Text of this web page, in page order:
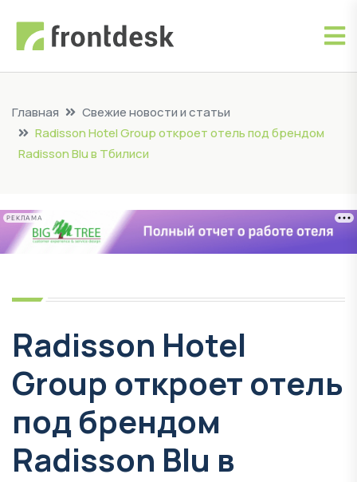
Главная
Свежие новости и статьи
Radisson Hotel Group откроет отель под брендом
Radisson Blu в Тбилиси
РЕКЛАМА
Radisson Hotel
Group откроет отель
под брендом
Radisson Blu в